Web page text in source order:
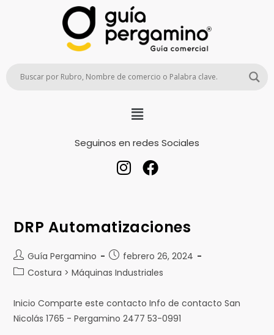
Seguinos en redes Sociales
DRP Automatizaciones
Guía Pergamino
febrero 26, 2024
Costura > Máquinas Industriales
Inicio Comparte este contacto Info de contacto San
Nicolás 1765 - Pergamino 2477 53-0991